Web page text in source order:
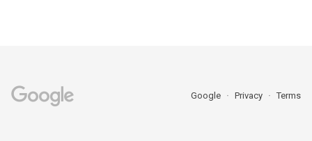
Google Privacy Terms